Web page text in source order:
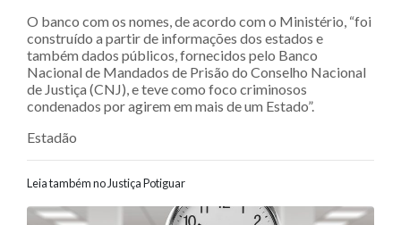
O banco com os nomes, de acordo com o Ministério, “foi
construído a partir de informações dos estados e
também dados públicos, fornecidos pelo Banco
Nacional de Mandados de Prisão do Conselho Nacional
de Justiça (CNJ), e teve como foco criminosos
condenados por agirem em mais de um Estado”.
Estadão
Leia também no Justiça Potiguar